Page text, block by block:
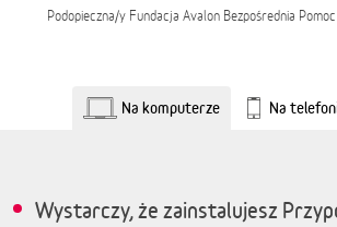
Podopieczna/y Fundacja Avalon Bezpośrednia
Na komputerze Na
Wystarczy, że zainstalujesz